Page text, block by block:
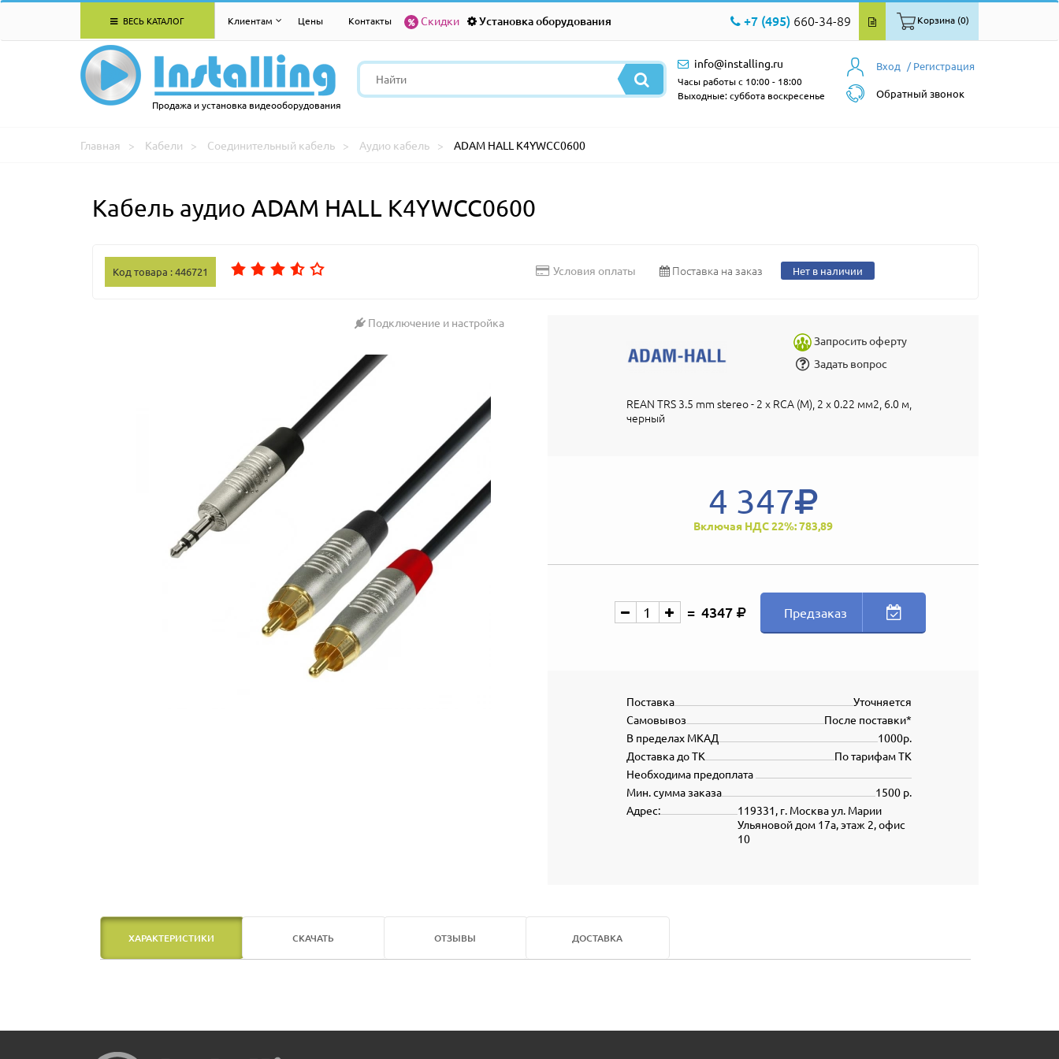
ВЕСЬ КАТАЛОГ Клиентам Цены Контакты Скидки Установка оборудования +7 (495) 660-34-89 Корзина (0)
Продажа и установка видеооборудования
Вход / Регистрация
Обратный звонок
info@installing.ru
Часы работы с 10:00 - 18:00
Выходные: суббота воскресенье
Главная Кабели Соединительный кабель Аудио кабель ADAM HALL K4YWCC0600
Кабель аудио ADAM HALL K4YWCC0600
Код товара : 446721 Условия оплаты Поставка на заказ Нет в наличии
Подключение и настройка
Запросить оферту
Задать вопрос
REAN TRS 3.5 mm stereo - 2 x RCA (M), 2 x 0.22 мм2, 6.0 м,
черный
4 347
Включая НДС 22%: 783,89
4347 Предзаказ
Уточняется
Поставка
После поставки*
Самовывоз
1000р.
В пределах МКАД
По тарифам ТК
Доставка до ТК
Необходима предоплата
1500 р.
Мин. сумма заказа
119331, г. Москва ул. Марии
Ульяновой дом 17а, этаж 2, офис
10
Адрес:
ХАРАКТЕРИСТИКИ СКАЧАТЬ ОТЗЫВЫ ДОСТАВКА